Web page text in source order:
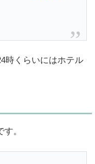
時くらいにはホテル
。